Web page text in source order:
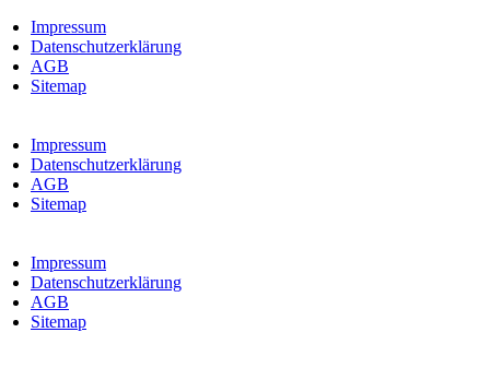
Impressum
Datenschutzerklärung
AGB
Sitemap
Impressum
Datenschutzerklärung
AGB
Sitemap
Impressum
Datenschutzerklärung
AGB
Sitemap